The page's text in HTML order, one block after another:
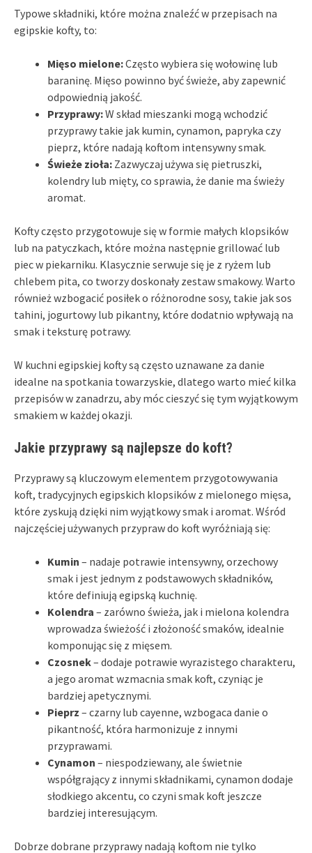
Typowe składniki, które można znaleźć w przepisach na
egipskie kofty, to:
Mięso mielone:Często wybiera się wołowinę lub
baraninę. Mięso powinno być świeże, aby zapewnić
odpowiednią jakość.
Przyprawy:W skład mieszanki mogą wchodzić
przyprawy takie jak kumin, cynamon, papryka czy
pieprz, które nadają koftom intensywny smak.
Świeże zioła: Zazwyczaj używa się pietruszki,
kolendry lub mięty, co sprawia, że danie ma świeży
aromat.
Kofty często przygotowuje się w formie małych klopsików
lub na patyczkach, które można następnie grillować lub
piec w piekarniku. Klasycznie serwuje się je z ryżem lub
chlebem pita, co tworzy doskonały zestaw smakowy. Warto
również wzbogacić posiłek o różnorodne sosy, takie jak sos
tahini, jogurtowy lub pikantny, które dodatnio wpływają na
smak i teksturę potrawy.
W kuchni egipskiej kofty są często uznawane za danie
idealne na spotkania towarzyskie, dlatego warto mieć kilka
przepisów w zanadrzu, aby móc cieszyć się tym wyjątkowym
smakiem w każdej okazji.
Jakie przyprawy są najlepsze do koft?
Przyprawy są kluczowym elementem przygotowywania
koft, tradycyjnych egipskich klopsików z mielonego mięsa,
które zyskują dzięki nim wyjątkowy smak i aromat. Wśród
najczęściej używanych przypraw do koft wyróżniają się:
Kumin – nadaje potrawie intensywny, orzechowy
smak i jest jednym z podstawowych składników,
które definiują egipską kuchnię.
Kolendra – zarówno świeża, jak i mielona kolendra
wprowadza świeżość i złożoność smaków, idealnie
komponując się z mięsem.
Czosnek– dodaje potrawie wyrazistego charakteru,
a jego aromat wzmacnia smak koft, czyniąc je
bardziej apetycznymi.
Pieprz – czarny lub cayenne, wzbogaca danie o
pikantność, która harmonizuje z innymi
przyprawami.
Cynamon – niespodziewany, ale świetnie
współgrający z innymi składnikami, cynamon dodaje
słodkiego akcentu, co czyni smak koft jeszcze
bardziej interesującym.
Dobrze dobrane przyprawy nadają koftom nie tylko